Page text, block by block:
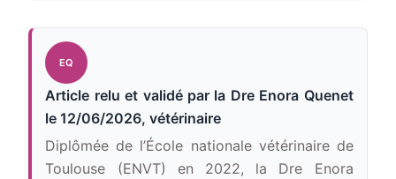
EQ
Article relu et validé par la Dre Enora Quenet
le12/06/2026, vétérinaire
Diplômée de l’École nationale vétérinaire de
Toulouse (ENVT) en 2022, la Dre Enora